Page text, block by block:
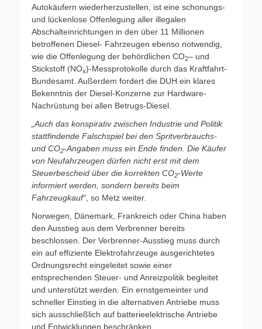
Autokäufern wiederherzustellen, ist eine schonungs-
und lückenlose Offenlegung aller illegalen
Abschalteinrichtungen in den über 11 Millionen
betroffenen Diesel- Fahrzeugen ebenso notwendig,
wie die Offenlegung der behördlichen CO2– und
Stickstoff (NOx)-Messprotokolle durch das Kraftfahrt-
Bundesamt. Außerdem fordert die DUH ein klares
Bekenntnis der Diesel-Konzerne zur Hardware-
Nachrüstung bei allen Betrugs-Diesel.
„Auch das konspirativ zwischen Industrie und Politik
stattfindende Falschspiel bei den Spritverbrauchs-
und CO2-Angaben muss ein Ende finden. Die Käufer
von Neufahrzeugen dürfen nicht erst mit dem
Steuerbescheid über die korrekten CO2-Werte
informiert werden, sondern bereits beim
Fahrzeugkauf“ , so Metz weiter.
Norwegen, Dänemark, Frankreich oder China haben
den Ausstieg aus dem Verbrenner bereits
beschlossen. Der Verbrenner-Ausstieg muss durch
ein auf effiziente Elektrofahrzeuge ausgerichtetes
Ordnungsrecht eingeleitet sowie einer
entsprechenden Steuer- und Anreizpolitik begleitet
und unterstützt werden. Ein ernstgemeinter und
schneller Einstieg in die alternativen Antriebe muss
sich ausschließlich auf batterieelektrische Antriebe
und Entwicklungen beschränken.